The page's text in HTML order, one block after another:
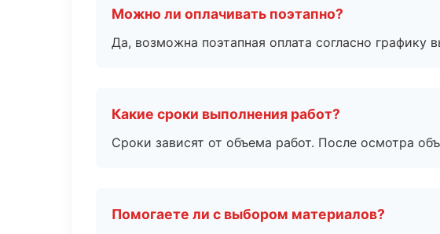
Можно ли оплачивать поэтапно?
Да, возможна поэтапная оплата согласно графику
Какие сроки выполнения работ?
Сроки зависят от объема работ. После осмотра
Помогаете ли с выбором материалов?